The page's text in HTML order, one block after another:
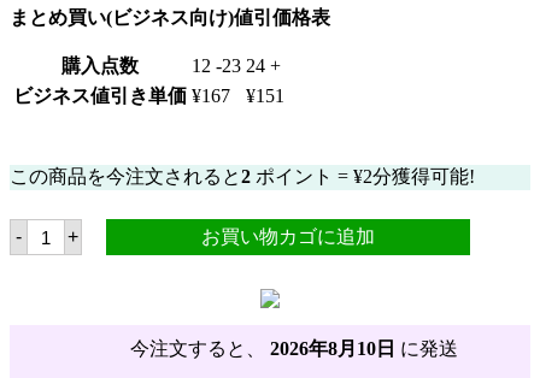
まとめ買い(ビジネス向け)値引価格表
購入点数 12 -23 24 +
ビジネス値引き単価 ¥167 ¥151
この商品を今注文されると2 ポイント = ¥2分獲得可能!
- マ
マ
+ お買い物カゴに追加
今注文すると、 2026年8月10日 に発送